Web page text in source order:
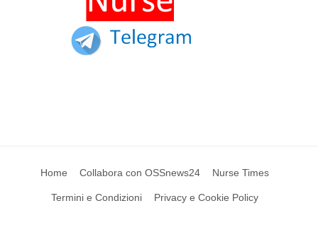
Home Collabora con OSSnews24 Nurse Times
Termini e Condizioni Privacy e Cookie Policy